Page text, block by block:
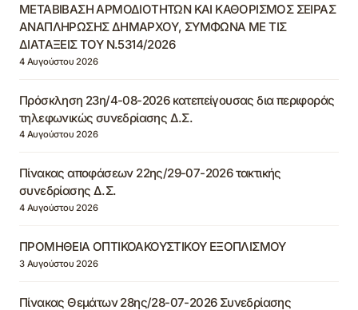
ΜΕΤΑΒΙΒΑΣΗ ΑΡΜΟΔΙΟΤΗΤΩΝ ΚΑΙ ΚΑΘΟΡΙΣΜΟΣ ΣΕΙΡΑΣ
ΑΝΑΠΛΗΡΩΣΗΣ ΔΗΜΑΡΧΟΥ, ΣΥΜΦΩΝΑ ΜΕ ΤΙΣ
ΔΙΑΤΑΞΕΙΣ ΤΟΥ Ν.5314/2026
4 Αυγούστου 2026
Πρόσκληση 23η/4-08-2026 κατεπείγουσας δια περιφοράς
τηλεφωνικώς συνεδρίασης Δ.Σ.
4 Αυγούστου 2026
Πίνακας αποφάσεων 22ης/29-07-2026 τακτικής
συνεδρίασης Δ.Σ.
4 Αυγούστου 2026
ΠΡΟΜΗΘΕΙΑ ΟΠΤΙΚΟΑΚΟΥΣΤΙΚΟΥ ΕΞΟΠΛΙΣΜΟΥ
3 Αυγούστου 2026
Πίνακας Θεμάτων 28ης/28-07-2026 Συνεδρίασης